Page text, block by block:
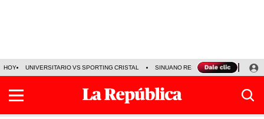
HOY UNIVERSITARIO VS SPORTING CRISTAL SINUANO RESULTADOS HOY